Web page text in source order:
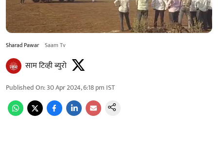
Sharad Pawar Saam Tv
साम टिव्ही ब्युरो
Published On:30 Apr 2024, 6:18 pm IST